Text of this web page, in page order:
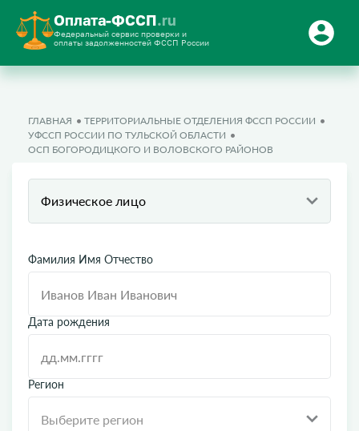
Оплата-ФССП.ru
Федеральный сервис проверки и
оплаты задолженностей ФССП России
ГЛАВНАЯ
ТЕРРИТОРИАЛЬНЫЕ ОТДЕЛЕНИЯ ФССП РОССИИ
УФССП РОССИИ ПО ТУЛЬСКОЙ ОБЛАСТИ
ОСП БОГОРОДИЦКОГО И ВОЛОВСКОГО РАЙОНОВ
Физическое лицо
Фамилия Имя Отчество
Дата рождения
Регион